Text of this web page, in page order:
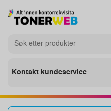
Kontakt kundeservice